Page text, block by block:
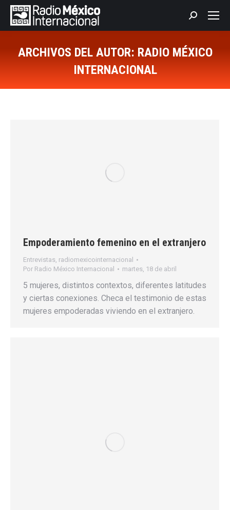
Buscar:
ARCHIVOS DEL AUTOR: RADIO MÉXICO
INTERNACIONAL
Empoderamiento femenino en el extranjero
Entrevistas radiomexicointernacional
Por Radio México Internacional martes, 18 de abril
5 mujeres, distintos contextos, diferentes latitudes
y ciertas conexiones. Checa el testimonio de estas
mujeres empoderadas viviendo en el extranjero.